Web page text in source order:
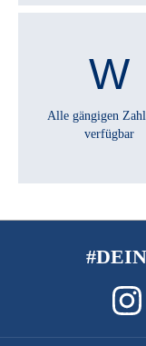
Selle Royal Essenza
SATTELSTÜTZE :
By.Schulz G.2 ST
SCHALTHEBEL :
SCHALTWERK :
Alle gängigen
verfügbar